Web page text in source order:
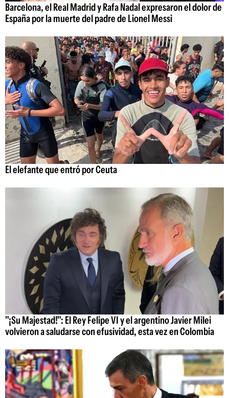
Barcelona, el Real Madrid y Rafa Nadal expresaron el dolor de
España por la muerte del padre de Lionel Messi
El elefante que entró por Ceuta
"¡Su Majestad!": El Rey Felipe VI y el argentino Javier Milei
volvieron a saludarse con efusividad, esta vez en Colombia